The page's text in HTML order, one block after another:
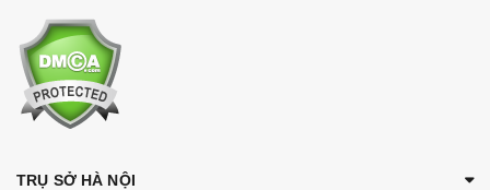
TRỤ SỞ HÀ NỘI